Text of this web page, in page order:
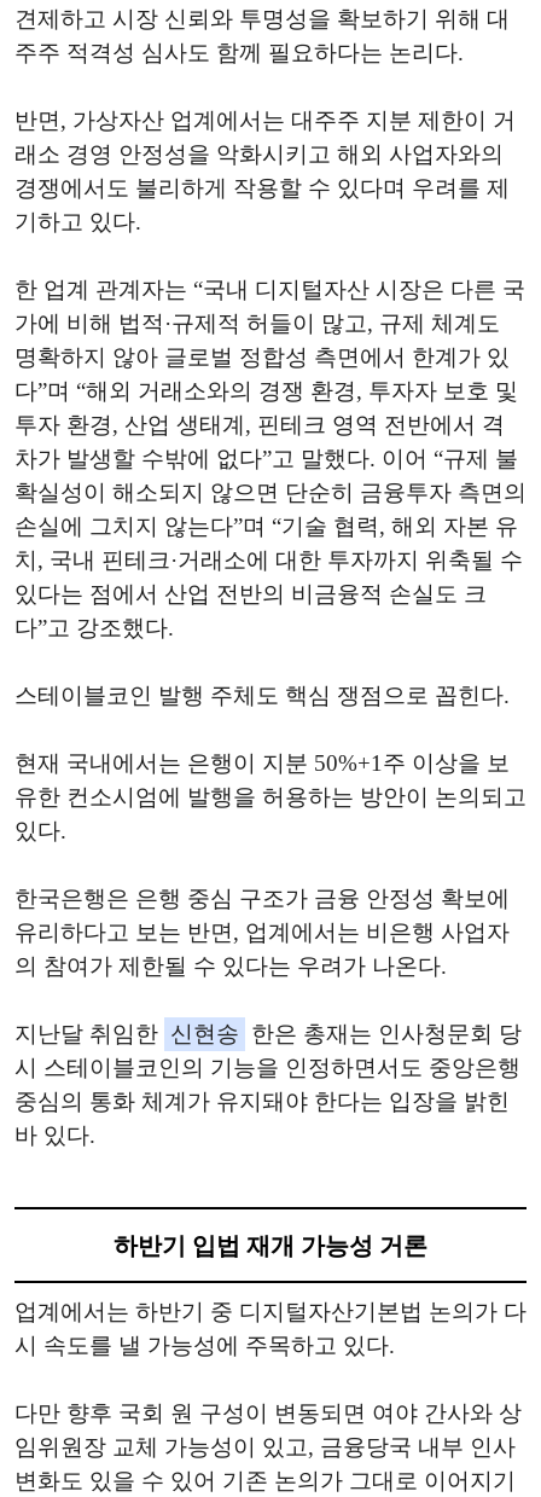
견제하고 시장 신뢰와 투명성을 확보하기 위해 대
주주 적격성 심사도 함께 필요하다는 논리다.
반면, 가상자산 업계에서는 대주주 지분 제한이 거
래소 경영 안정성을 악화시키고 해외 사업자와의
경쟁에서도 불리하게 작용할 수 있다며 우려를 제
기하고 있다.
한 업계 관계자는 “국내 디지털자산 시장은 다른 국
가에 비해 법적·규제적 허들이 많고, 규제 체계도
명확하지 않아 글로벌 정합성 측면에서 한계가 있
다”며 “해외 거래소와의 경쟁 환경, 투자자 보호 및
투자 환경, 산업 생태계, 핀테크 영역 전반에서 격
차가 발생할 수밖에 없다”고 말했다. 이어 “규제 불
확실성이 해소되지 않으면 단순히 금융투자 측면의
손실에 그치지 않는다”며 “기술 협력, 해외 자본 유
치, 국내 핀테크·거래소에 대한 투자까지 위축될 수
있다는 점에서 산업 전반의 비금융적 손실도 크
다”고 강조했다.
스테이블코인 발행 주체도 핵심 쟁점으로 꼽힌다.
현재 국내에서는 은행이 지분 50%+1주 이상을 보
유한 컨소시엄에 발행을 허용하는 방안이 논의되고
있다.
한국은행은 은행 중심 구조가 금융 안정성 확보에
유리하다고 보는 반면, 업계에서는 비은행 사업자
의 참여가 제한될 수 있다는 우려가 나온다.
지난달 취임한 신현송 한은 총재는 인사청문회 당
시 스테이블코인의 기능을 인정하면서도 중앙은행
중심의 통화 체계가 유지돼야 한다는 입장을 밝힌
바 있다.
하반기 입법 재개 가능성 거론
업계에서는 하반기 중 디지털자산기본법 논의가 다
시 속도를 낼 가능성에 주목하고 있다.
다만 향후 국회 원 구성이 변동되면 여야 간사와 상
임위원장 교체 가능성이 있고, 금융당국 내부 인사
변화도 있을 수 있어 기존 논의가 그대로 이어지기